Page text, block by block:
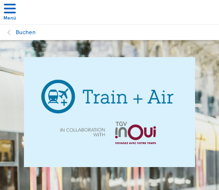
Menü
Buchen